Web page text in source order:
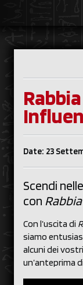
Date: 23
Scendi
con
Con l’uscita di
siamo
alcuni dei
un’anteprima